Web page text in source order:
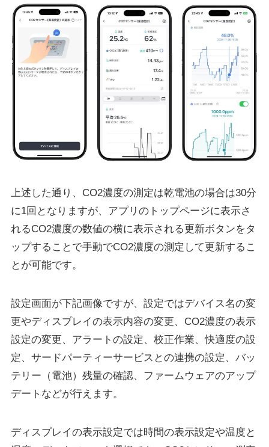
上述した通り、CO2濃度の測定は乾電池の場合は30分
に1回となりますが、アプリのトップページに表示さ
れるCO2濃度の数値の横に表示される更新ボタンをタ
ップすることで手動でCO2濃度の測定して更新するこ
とが可能です。
設定画面が下記画像ですが、設定ではデバイス名の変
更やディスプレイの表示内容の変更、CO2濃度の表示
設定の変更、アラートの設定、校正作業、快適度の設
定、サードパーティーサービスとの連携の設定、バッ
テリー（電池）残量の確認、ファームウェアのアップ
デートなどが行えます。
ディスプレイの表示設定では時間の表示設定や温度と